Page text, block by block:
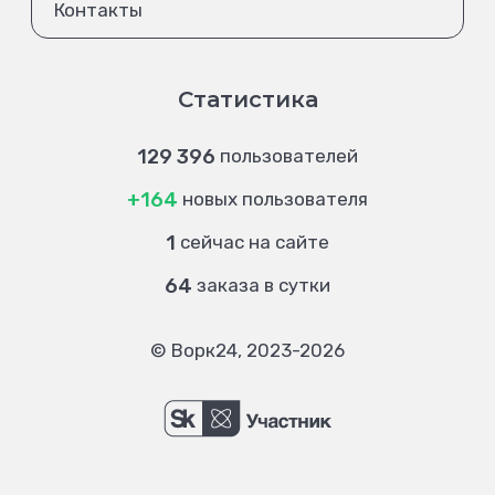
Контакты
Статистика
129 396 пользователей
+164 новых пользователя
1 сейчас на сайте
64 заказа в сутки
© Ворк24, 2023-2026